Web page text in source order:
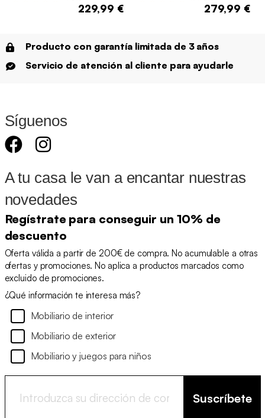
229,99 € 279,99 €
Producto con garantía limitada de 3 años
Servicio de atención al cliente para ayudarle
Síguenos
A tu casa le van a encantar nuestras
novedades
Regístrate para conseguir un 10% de
descuento
Oferta válida a partir de 200€ de compra. No acumulable a otras
ofertas y promociones. No aplica a productos marcados como
excluido de promociones.
¿Qué información te interesa más?
Mobiliario de interior
Mobiliario de exterior
Mobiliario y juegos para niños
Suscríbete